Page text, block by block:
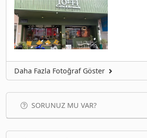
Daha Fazla Fotoğraf Göster
SORUNUZ MU VAR?